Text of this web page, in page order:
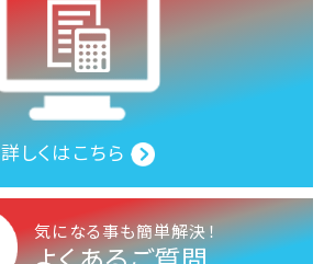
詳しくはこちら
気になる事も簡単解決！